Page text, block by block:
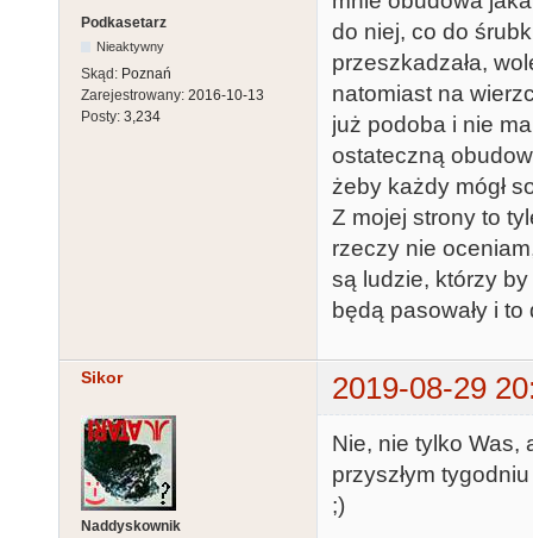
Podkasetarz
Nieaktywny
Skąd: Poznań
Zarejestrowany: 2016-10-13
Posty: 3,234
do niej, co do
przeszkadzała,
natomiast na
już podoba i nie
ostateczną
żeby każdy mógł
Z mojej strony to
rzeczy nie
są ludzie, którzy
będą pasowały i
Sikor 2019-08-29
Naddyskownik
Nie, nie tylko Was,
przyszłym
;)